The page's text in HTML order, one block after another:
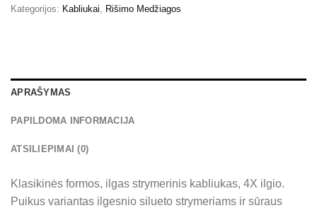
Kategorijos: Kabliukai, Rišimo Medžiagos
APRAŠYMAS
PAPILDOMA INFORMACIJA
ATSILIEPIMAI (0)
Klasikinės formos, ilgas strymerinis kabliukas, 4X ilgio.
Puikus variantas ilgesnio silueto strymeriams ir sūraus